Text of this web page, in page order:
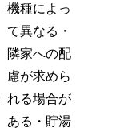
機種によっ
て異なる・
隣家への配
慮が求めら
れる場合が
ある・貯湯